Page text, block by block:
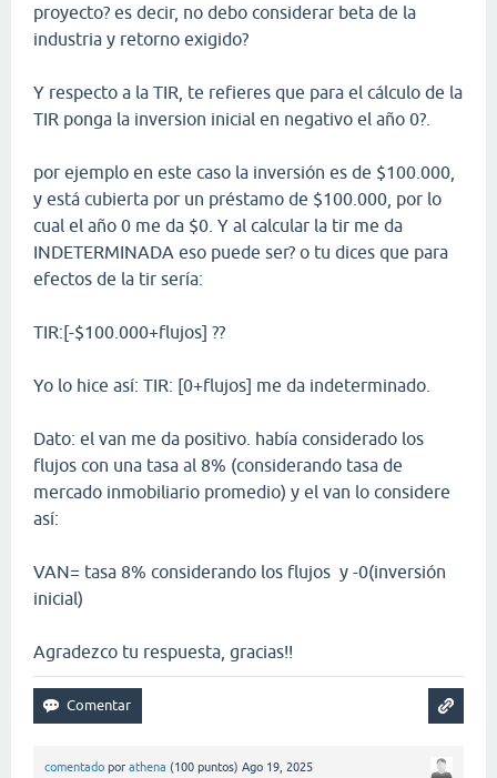
proyecto? es decir, no debo considerar beta de la
industria y retorno exigido?
Y respecto a la TIR, te refieres que para el cálculo de la
TIR ponga la inversion inicial en negativo el año 0?.
por ejemplo en este caso la inversión es de $100.000,
y está cubierta por un préstamo de $100.000, por lo
cual el año 0 me da $0. Y al calcular la tir me da
INDETERMINADA eso puede ser? o tu dices que para
efectos de la tir sería:
TIR:[-$100.000+flujos] ??
Yo lo hice así: TIR: [0+flujos] me da indeterminado.
Dato: el van me da positivo. había considerado los
flujos con una tasa al 8% (considerando tasa de
mercado inmobiliario promedio) y el van lo considere
así:
VAN= tasa 8% considerando los flujos y -0(inversión
inicial)
Agradezco tu respuesta, gracias!!
comentado por athena (100 puntos) Ago 19, 2025